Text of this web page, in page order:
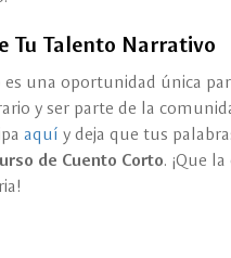
Tu Talento Narrativo
es una oportunidad única
y ser parte de la
aquí y deja que tus
de Cuento Corto. ¡Que